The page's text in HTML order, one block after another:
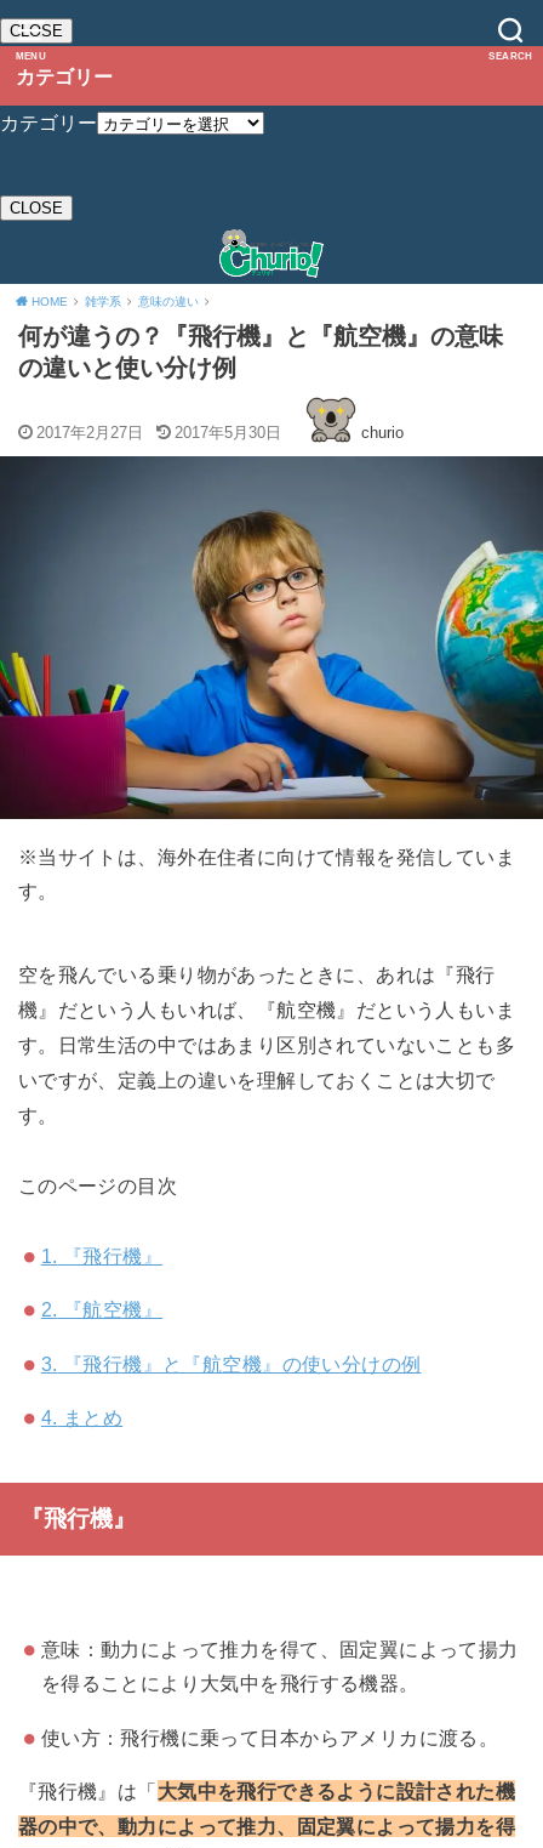
MENU
CLOSE
カテゴリー
カテゴリー
CLOSE
SEARCH
HOME 雑学系 意味の違い
何が違うの？『飛行機』と『航空機』の意味
の違いと使い分け例
2017年2月27日 2017年5月30日 churio
※当サイトは、海外在住者に向けて情報を発信していま
す。
空を飛んでいる乗り物があったときに、あれは『飛行
機』だという人もいれば、『航空機』だという人もいま
す。日常生活の中ではあまり区別されていないことも多
いですが、定義上の違いを理解しておくことは大切で
す。
このページの目次
1. 『飛行機』
2. 『航空機』
3. 『飛行機』と『航空機』の使い分けの例
4. まとめ
『飛行機』
意味：動力によって推力を得て、固定翼によって揚力
を得ることにより大気中を飛行する機器。
使い方：飛行機に乗って日本からアメリカに渡る。
『飛行機』は「 大気中を飛行できるように設計された機
器の中で、動力によって推力、固定翼によって揚力を得